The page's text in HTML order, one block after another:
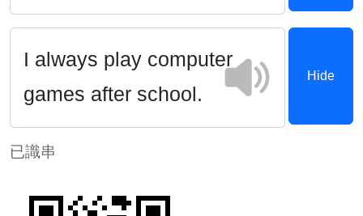
I always play computer
games after school.
Hide
已識串